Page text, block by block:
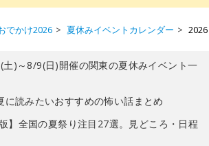
でかけ2026 夏休みイベントカレンダー
土)～8/9(日)開催の関東の夏休みイベント一
に読みたいおすすめの怖い話まとめ
】全国の夏祭り注目27選。見どころ・日程